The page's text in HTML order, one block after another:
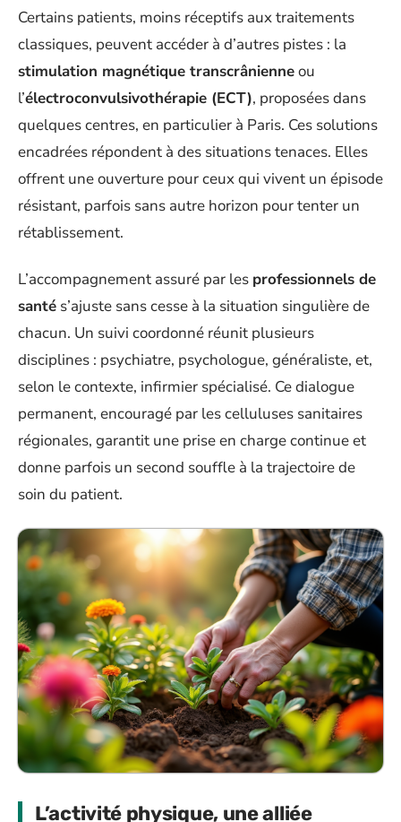
Certains patients, moins réceptifs aux traitements
classiques, peuvent accéder à d’autres pistes : la
stimulation magnétique transcrânienneou
l’électroconvulsivothérapie (ECT), proposées dans
quelques centres, en particulier à Paris. Ces solutions
encadrées répondent à des situations tenaces. Elles
offrent une ouverture pour ceux qui vivent un épisode
résistant, parfois sans autre horizon pour tenter un
rétablissement.
L’accompagnement assuré par les professionnels de
santé s’ajuste sans cesse à la situation singulière de
chacun. Un suivi coordonné réunit plusieurs
disciplines : psychiatre, psychologue, généraliste, et,
selon le contexte, infirmier spécialisé. Ce dialogue
permanent, encouragé par les celluluses sanitaires
régionales, garantit une prise en charge continue et
donne parfois un second souffle à la trajectoire de
soin du patient.
L’activité physique, une alliée